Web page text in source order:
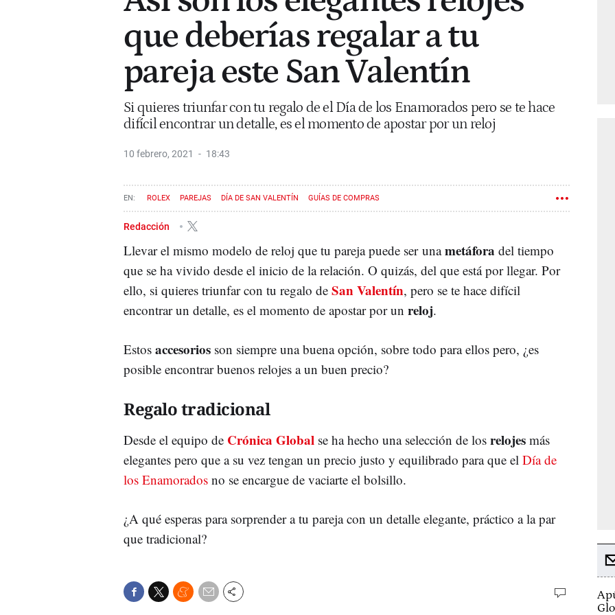
que deberías regalar a tu
pareja este San Valentín
Si quieres triunfar con tu regalo de el Día de los Enamorados pero se te hace
difícil encontrar un detalle, es el momento de apostar por un reloj
10 febrero, 2021 18:43
ROLEX PAREJAS DÍA DE SAN VALENTÍN GUÍAS DE COMPRAS
Redacción
Llevar el mismo modelo de reloj que tu pareja puede ser unametáfora del tiempo
que se ha vivido desde el inicio de la relación. O quizás, del que está por llegar. Por
ello, si quieres triunfar con tu regalo de San Valentín, pero se te hace difícil
encontrar un detalle, es el momento de apostar por un reloj.
Estos accesorios son siempre una buena opción, sobre todo para ellos pero, ¿es
posible encontrar buenos relojes a un buen precio?
Regalo tradicional
Desde el equipo de Crónica Global se ha hecho una selección de los relojes más
elegantes pero que a su vez tengan un precio justo y equilibrado para que el Día de
los Enamorados no se encargue de vaciarte el bolsillo.
¿A qué esperas para sorprender a tu pareja con un detalle elegante, práctico a la par
que tradicional?